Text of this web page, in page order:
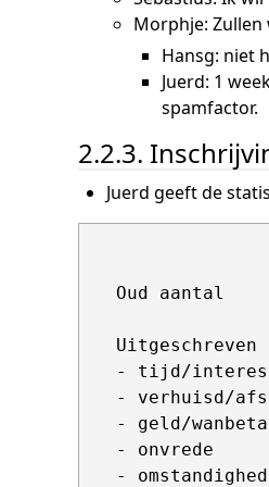
Morphje:
Hansg: niet
Juerd: 1
spamfactor.
2.2.3.
Juerd geeft de
Oud aantal
   Uitgeschreven
- tijd/
- verhuisd/
- geld/
- onvrede
-